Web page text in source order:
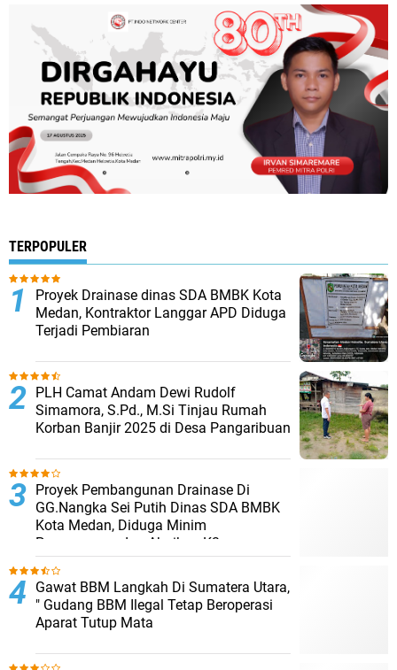
TERPOPULER
Proyek Drainase dinas SDA BMBK Kota
Medan, Kontraktor Langgar APD Diduga
Terjadi Pembiaran
PLH Camat Andam Dewi Rudolf
Simamora, S.Pd., M.Si Tinjau Rumah
Korban Banjir 2025 di Desa Pangaribuan
Proyek Pembangunan Drainase Di
GG.Nangka Sei Putih Dinas SDA BMBK
Kota Medan, Diduga Minim
Pengawasan dan Abaikan K3
Gawat BBM Langkah Di Sumatera Utara,
" Gudang BBM Ilegal Tetap Beroperasi
Aparat Tutup Mata